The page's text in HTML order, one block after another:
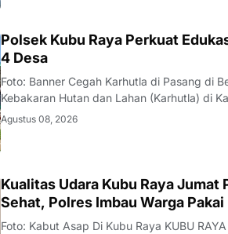
Polsek Kubu Raya Perkuat
4 Desa
Foto: Banner Cegah Karhutla di Pasang di
Kebakaran Hutan dan Lahan (Karhutla) di
pemantauan aplikasi Lancang Kuning,
Agustus 08, 2026
Kualitas Udara Kubu Raya
Sehat, Polres Imbau Warga
Foto: Kabut Asap Di Kubu Raya KUBU